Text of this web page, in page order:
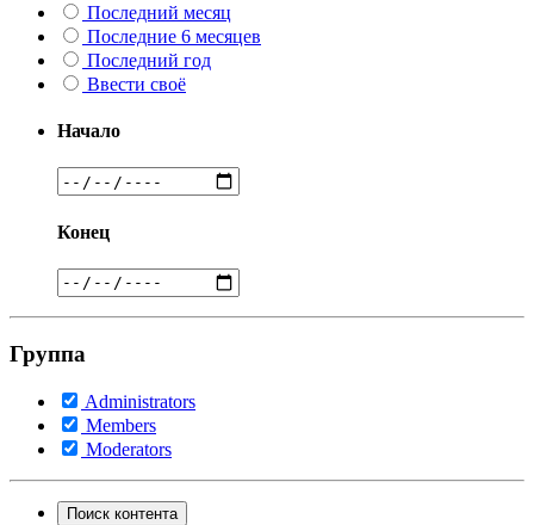
Последний месяц
Последние 6 месяцев
Последний год
Ввести своё
Начало
Конец
Группа
Administrators
Members
Moderators
Поиск контента